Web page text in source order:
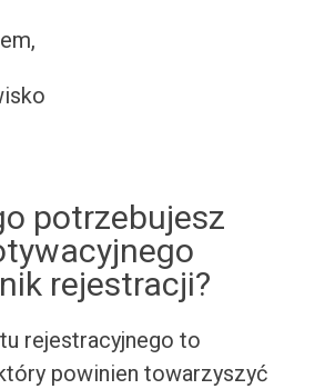
potrzebujesz
rejestracji?
rejestracyjnego to
powinien towarzyszyć